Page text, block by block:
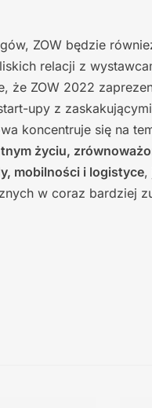
ZOW będzie
relacji z
że ZOW 2022
upy z
koncentruje się na
życiu,
mobilności i logistyce,
w coraz bardziej